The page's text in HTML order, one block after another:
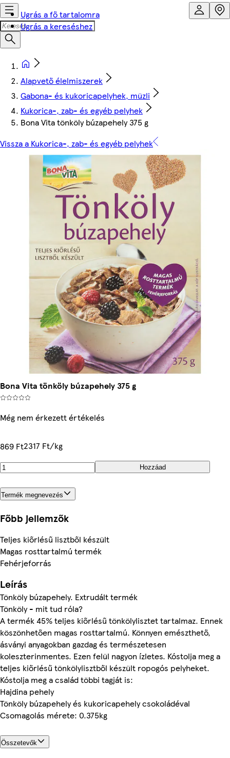
Ugrás a fő tartalomra
Ugrás a kereséshez
Alapvető élelmiszerek
Gabona- és kukoricapelyhek, müzli
Kukorica-, zab- és egyéb pelyhek
Bona Vita tönköly búzapehely 375 g
Vissza a Kukorica-, zab- és egyéb pelyhek
Bona Vita tönköly búzapehely 375 g
Még nem érkezett értékelés
869 Ft2317 Ft/kg
Hozzáad
Termék megnevezés
Főbb jellemzők
Teljes kiőrlésű lisztből készült
Magas rosttartalmú termék
Fehérjeforrás
Leírás
Tönköly búzapehely. Extrudált termék
Tönköly - mit tud róla?
A termék 45% teljes kiőrlésű tönkölylisztet tartalmaz. Ennek
köszönhetően magas rosttartalmú. Könnyen emészthető,
ásványi anyagokban gazdag és természetesen
koleszterinmentes. Ezen felül nagyon ízletes. Kóstolja meg a
teljes kiőrlésű tönkölylisztből készült ropogós pelyheket.
Kóstolja meg a család többi tagját is:
Hajdina pehely
Tönköly búzapehely és kukoricapehely csokoládéval
Csomagolás mérete: 0.375kg
Összetevők